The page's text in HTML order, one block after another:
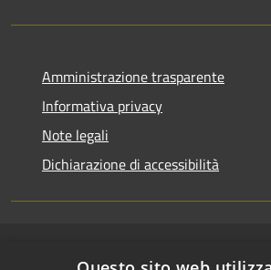
Amministrazione trasparente
Informativa privacy
Note legali
Dichiarazione di accessibilità